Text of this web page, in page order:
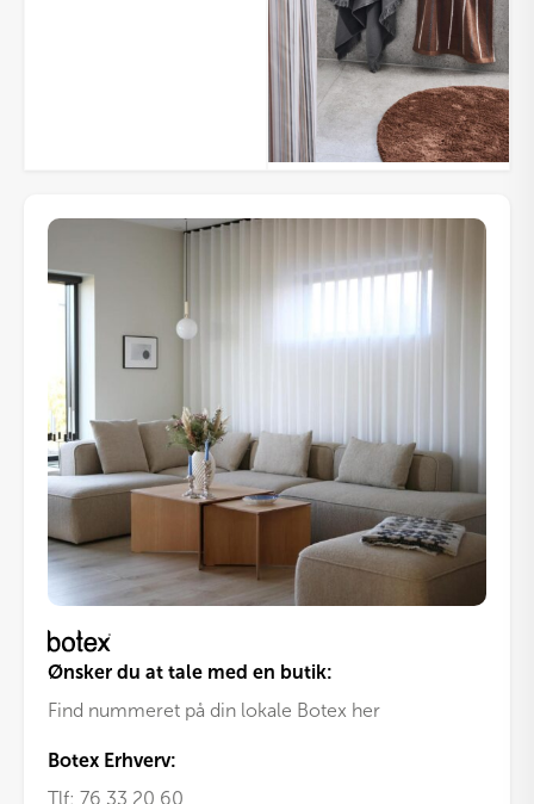
Ønsker du at tale med en butik:
Find nummeret på din lokale Botex her
Botex Erhverv:
Tlf: 76 33 20 60